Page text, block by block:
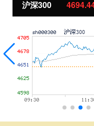
北证50